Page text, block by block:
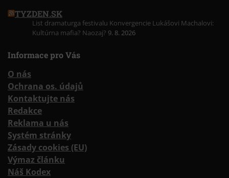
TYZDEN.SK
List dramaturga festivalu Konvergencie Lukášovi Machalovi:
Kultúrna mafia? Naozaj? 9. 8. 2026
Informace pro Vás
O nás
Ochrana os. údajů
Kontaktujte nás
Redakce
Reklama u nás
Systém stránky
Zásady cookies (EU)
Výmaz článku
Náš Kodex